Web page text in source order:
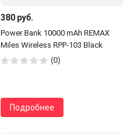
380 руб.
Power Bank 10000 mAh REMAX
Miles Wireless RPP-103 Black
(0)
Подробнее